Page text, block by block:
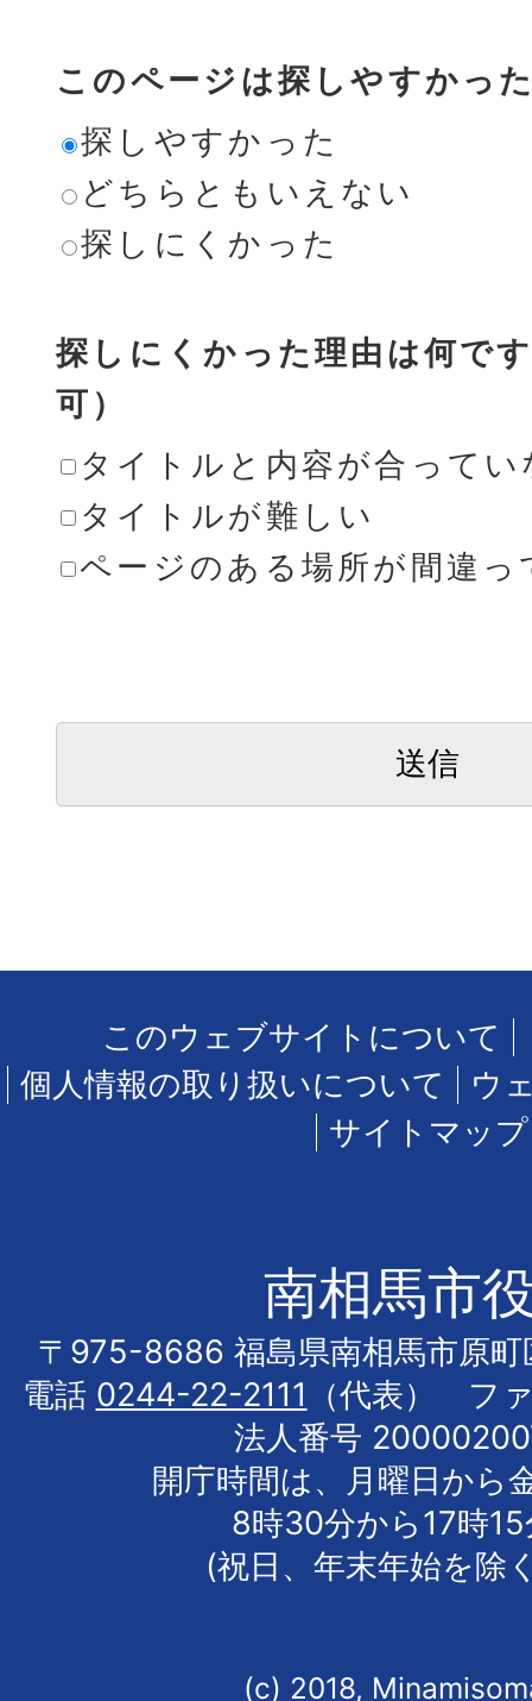
このページは探しやすかっ
探しやすかった
どちらともいえない
探しにくかった
探しにくかった理由は何で
可）
タイトルと内容が合ってい
タイトルが難しい
ページのある場所が間違っ
このウェブサイトについて
個人情報の取り扱いについて
ウ
サイトマップ
南相馬市
〒975-8686 福島県南相馬市原町
電話 0244-22-2111
（代表） フ
法人番号
開庁時間は、月曜日から
8時30分から17時
(祝日、年末年始を除
(c) 2018,